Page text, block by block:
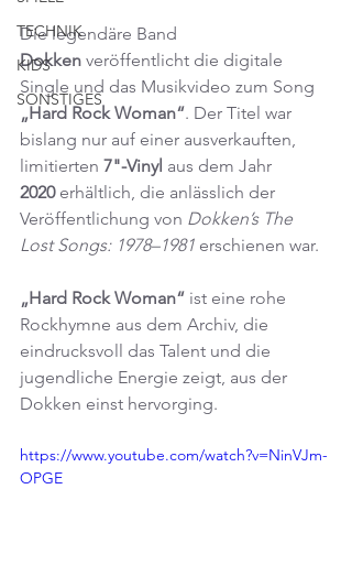
TECHNIK
KIDS
SONSTIGES
Die legendäre Band
Dokken veröffentlicht die digitale
Single und das Musikvideo zum Song
„Hard Rock Woman“. Der Titel war
bislang nur auf einer ausverkauften,
limitierten 7"-Vinyl aus dem Jahr
2020 erhältlich, die anlässlich der
Veröffentlichung von Dokken’s The
Lost Songs: 1978–1981 erschienen war.
„Hard Rock Woman“ ist eine rohe
Rockhymne aus dem Archiv, die
eindrucksvoll das Talent und die
jugendliche Energie zeigt, aus der
Dokken einst hervorging.
https://www.youtube.com/watch?v=NinVJm-
OPGE